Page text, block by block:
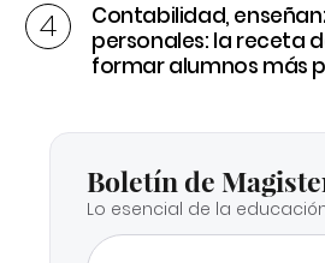
Contabilidad,
personales: la receta
formar alumnos más
Boletín de
Lo esencial de la